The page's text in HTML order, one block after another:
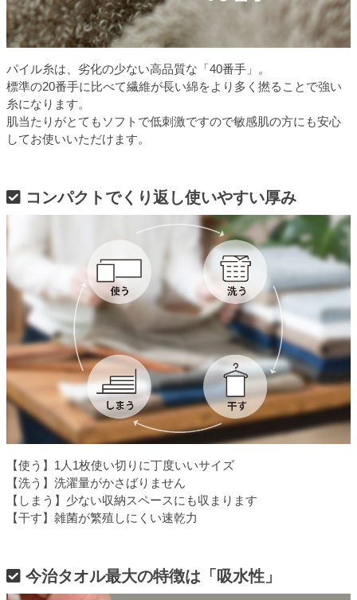
パイル糸は、劣化の少ない高品質な「40番手」。
標準の20番手に比べて繊維が長い綿をより多く撚ることで強い
糸になります。
肌当たりがとてもソフトで低刺激ですので敏感肌の方にも安心
してお使いいただけます。
コンパクトでくり返し使いやすい厚み
【使う】1人1枚使い切りに丁度いいサイズ
【洗う】洗濯量がかさばりません
【しまう】少ない収納スペースにも収まります
【干す】雑菌が繁殖しにくい速乾力
今治タオル最大の特徴は「吸水性」